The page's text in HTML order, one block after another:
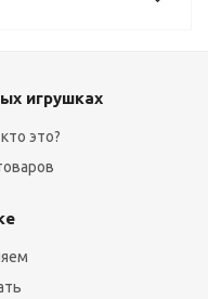
игрушках
это?